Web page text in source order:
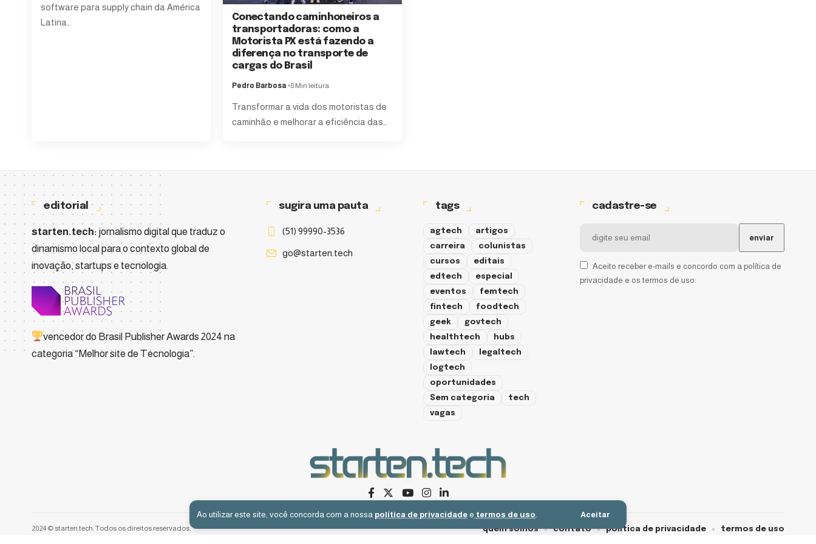
Ao utilizar este site, você concorda com a nossa política de privacidade e termos de uso. Aceitar
software para supply chain da América
Latina
Conectando caminhoneiros a
transportadoras: como a
Motorista PX está fazendo a
diferença no transporte de
cargas do Brasil
Pedro Barbosa 8 Min leitura
Transformar a vida dos motoristas de
caminhão e melhorar a eficiência das
editorial
starten.tech: jornalismo digital que traduz o
dinamismo local para o contexto global de
inovação, startups e tecnologia.
vencedor do Brasil Publisher Awards 2024 na
categoria “Melhor site de Tecnologia”.
sugira uma pauta
(51) 99990-3536
go@starten.tech
tags
agtech
artigos
carreira
colunistas
cursos
editais
edtech
especial
eventos
femtech
fintech
foodtech
geek
govtech
healthtech
hubs
lawtech
legaltech
logtech
oportunidades
Sem categoria
tech
vagas
cadastre-se
Aceito receber e-mails e concordo com a política de
privacidade e os termos de uso.
2024 © starten.tech. Todos os direitos reservados. quem somos contato política de privacidade termos de uso